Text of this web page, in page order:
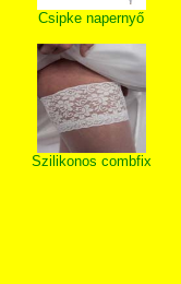
Csipke napernyő
Szilikonos combfix